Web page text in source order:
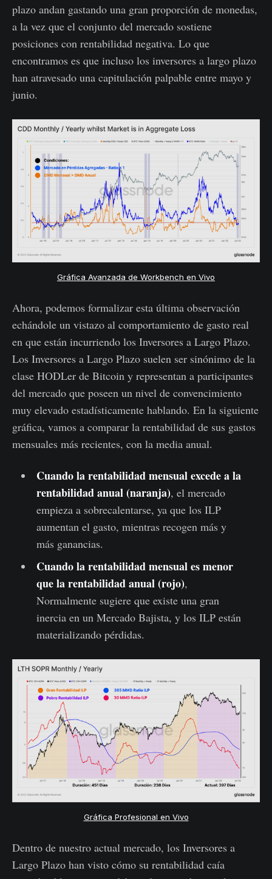
plazo andan gastando una gran proporción de monedas,
a la vez que el conjunto del mercado sostiene
posiciones con rentabilidad negativa. Lo que
encontramos es que incluso los inversores a largo plazo
han atravesado una capitulación palpable entre mayo y
junio.
Gráfica Avanzada de Workbench en Vivo
Ahora, podemos formalizar esta última observación
echándole un vistazo al comportamiento de gasto real
en que están incurriendo los Inversores a Largo Plazo.
Los Inversores a Largo Plazo suelen ser sinónimo de la
clase HODLer de Bitcoin y representan a participantes
del mercado que poseen un nivel de convencimiento
muy elevado estadísticamente hablando. En la siguiente
gráfica, vamos a comparar la rentabilidad de sus gastos
mensuales más recientes, con la media anual.
Cuando la rentabilidad mensual excede a la
rentabilidad anual (naranja), el mercado
empieza a sobrecalentarse, ya que los ILP
aumentan el gasto, mientras recogen más y
más ganancias.
Cuando la rentabilidad mensual es menor
que la rentabilidad anual (rojo),
Normalmente sugiere que existe una gran
inercia en un Mercado Bajista, y los ILP están
materializando pérdidas.
Gráfica Profesional en Vivo
Dentro de nuestro actual mercado, los Inversores a
Largo Plazo han visto cómo su rentabilidad caía